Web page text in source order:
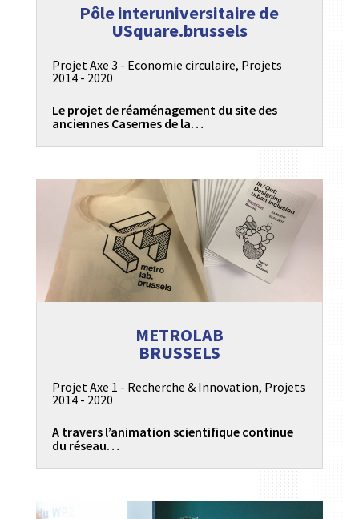
Pôle interuniversitaire de
USquare.brussels
Projet Axe 3 - Economie circulaire, Projets
2014 - 2020
Le projet de réaménagement du site des
anciennes Casernes de la…
METROLAB
BRUSSELS
Projet Axe 1 - Recherche & Innovation, Projets
2014 - 2020
A travers l’animation scientifique continue
du réseau…